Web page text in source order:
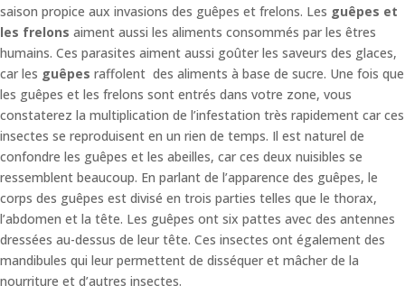
saison propice aux invasions des guêpes et frelons. Les guêpes et
les frelons aiment aussi les aliments consommés par les êtres
humains. Ces parasites aiment aussi goûter les saveurs des glaces,
car les guêpes raffolent des aliments à base de sucre. Une fois que
les guêpes et les frelons sont entrés dans votre zone, vous
constaterez la multiplication de l’infestation très rapidement car ces
insectes se reproduisent en un rien de temps. Il est naturel de
confondre les guêpes et les abeilles, car ces deux nuisibles se
ressemblent beaucoup. En parlant de l’apparence des guêpes, le
corps des guêpes est divisé en trois parties telles que le thorax,
l’abdomen et la tête. Les guêpes ont six pattes avec des antennes
dressées au-dessus de leur tête. Ces insectes ont également des
mandibules qui leur permettent de disséquer et mâcher de la
nourriture et d’autres insectes.